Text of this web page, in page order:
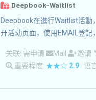
Deepbook-Waitlist
Deepbook在進行Waitlist活動
开活动页面，使用EMAIL登記
关联: 需申请 Mail 邀请
重要程度: ★★☆ 2.9 语